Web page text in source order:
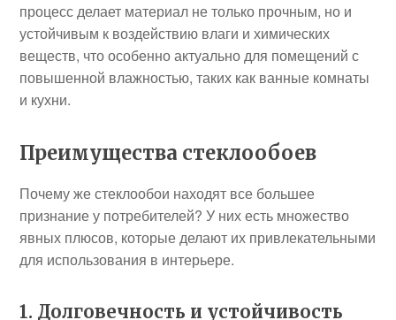
процесс делает материал не только прочным, но и
устойчивым к воздействию влаги и химических
веществ, что особенно актуально для помещений с
повышенной влажностью, таких как ванные комнаты
и кухни.
Преимущества стеклообоев
Почему же стеклообои находят все большее
признание у потребителей? У них есть множество
явных плюсов, которые делают их привлекательными
для использования в интерьере.
1. Долговечность и устойчивость